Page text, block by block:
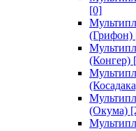
[0]
(Грифон)
(Конгер)
(Окума)